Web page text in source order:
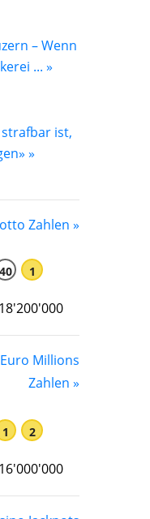
– Wenn
... »
ist,
»
Zahlen »
40 1
Euro Millions
Zahlen »
1 2